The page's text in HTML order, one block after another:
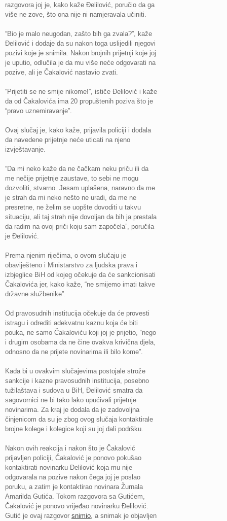
razgovora joj je, kako kaže Đelilović, poručio da ga
više ne zove, što ona nije ni namjeravala učiniti.
“Bio je malo neugodan, zašto bih ga zvala?”, kaže
Đelilović i dodaje da su nakon toga uslijedili njegovi
pozivi koje je snimila. Nakon brojnih prijetnji koje joj
je uputio, odlučila je da mu više neće odgovarati na
pozive, ali je Čakalović nastavio zvati.
“Prijetiti se ne smije nikome!”, ističe Đelilović i kaže
da od Čakalovića ima 20 propuštenih poziva što je
“pravo uznemiravanje”.
Ovaj slučaj je, kako kaže, prijavila policiji i dodala
da navedene prijetnje neće uticati na njeno
izvještavanje.
“Da mi neko kaže da ne čačkam neku priču ili da
me nečije prijetnje zaustave, to sebi ne mogu
dozvoliti, stvarno. Jesam uplašena, naravno da me
je strah da mi neko nešto ne uradi, da me ne
presretne, ne želim se uopšte dovoditi u takvu
situaciju, ali taj strah nije dovoljan da bih ja prestala
da radim na ovoj priči koju sam započela”, poručila
je Đelilović.
Prema njenim riječima, o ovom slučaju je
obaviješteno i Ministarstvo za ljudska prava i
izbjeglice BiH od kojeg očekuje da će sankcionisati
Čakalovića jer, kako kaže, “ne smijemo imati takve
državne službenike”.
Od pravosudnih institucija očekuje da će provesti
istragu i odrediti adekvatnu kaznu koja će biti
pouka, ne samo Čakaloviću koji joj je prijetio, “nego
i drugim osobama da ne čine ovakva krivična djela,
odnosno da ne prijete novinarima ili bilo kome”.
Kada bi u ovakvim slučajevima postojale strože
sankcije i kazne pravosudnih institucija, posebno
tužilaštava i sudova u BiH, Đelilović smatra da
sagovornici ne bi tako lako upućivali prijetnje
novinarima. Za kraj je dodala da je zadovoljna
činjenicom da su je zbog ovog slučaja kontaktirale
brojne kolege i kolegice koji su joj dali podršku.
Nakon ovih reakcija i nakon što je Čakalović
prijavljen policiji, Čakalović je ponovo pokušao
kontaktirati novinarku Đelilović koja mu nije
odgovarala na pozive nakon čega joj je poslao
poruku, a zatim je kontaktirao novinara Žurnala
Amarilda Gutića. Tokom razgovora sa Gutićem,
Čakalović je ponovo vrijeđao novinarku Đelilović.
Gutić je ovaj razgovor snimio, a snimak je objavljen